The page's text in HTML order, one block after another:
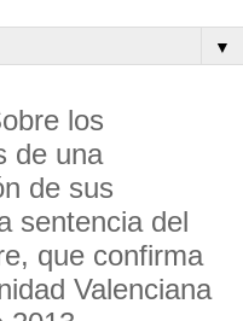
▼
los
de una
de sus
sentencia del
que confirma
Valenciana